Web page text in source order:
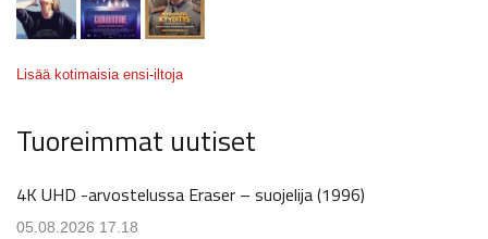
Lisää kotimaisia ensi-iltoja
Tuoreimmat uutiset
4K UHD -arvostelussa Eraser – suojelija (1996)
05.08.2026 17.18